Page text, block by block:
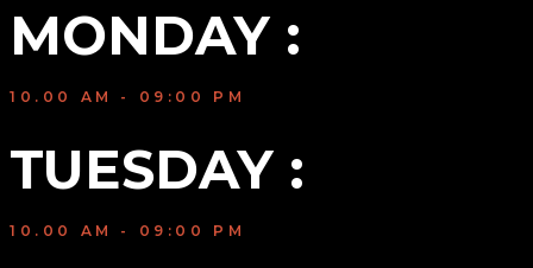
MONDAY :
10.00 AM - 09:00 PM
TUESDAY :
10.00 AM - 09:00 PM